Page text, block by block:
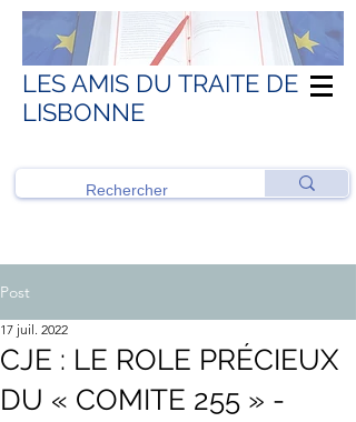
LES AMIS DU TRAITE DE
LISBONNE
Post
CJE : LE ROLE PRÉCIEUX
DU « COMITE 255 » -
17 juil. 2022